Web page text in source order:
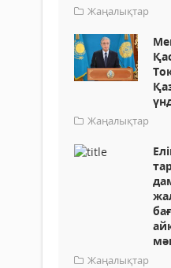
Жаңалықтар
Жаңалықтар
Жаңалықтар